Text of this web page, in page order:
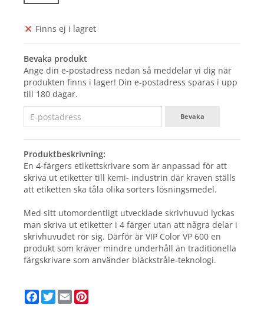
Finns ej i lagret
Bevaka produkt
Ange din e-postadress nedan så meddelar vi dig när
produkten finns i lager! Din e-postadress sparas i upp
till 180 dagar.
Bevaka
Produktbeskrivning:
En 4-färgers etikettskrivare som är anpassad för att
skriva ut etiketter till kemi- industrin där kraven ställs
att etiketten ska tåla olika sorters lösningsmedel.
Med sitt utomordentligt utvecklade skrivhuvud lyckas
man skriva ut etiketter i 4 färger utan att några delar i
skrivhuvudet rör sig. Därför är VIP Color VP 600 en
produkt som kräver mindre underhåll än traditionella
färgskrivare som använder bläckstråle-teknologi.
Facebook
Twitter
Email